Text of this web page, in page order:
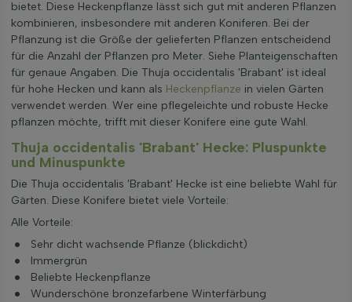
bietet. Diese Heckenpflanze lässt sich gut mit anderen Pflanzen
kombinieren, insbesondere mit anderen Koniferen. Bei der
Pflanzung ist die Größe der gelieferten Pflanzen entscheidend
für die Anzahl der Pflanzen pro Meter. Siehe Planteigenschaften
für genaue Angaben. Die Thuja occidentalis 'Brabant' ist ideal
für hohe Hecken und kann als Heckenpflanze in vielen Gärten
verwendet werden. Wer eine pflegeleichte und robuste Hecke
pflanzen möchte, trifft mit dieser Konifere eine gute Wahl.
Thuja occidentalis 'Brabant' Hecke: Pluspunkte
und Minuspunkte
Die Thuja occidentalis 'Brabant' Hecke ist eine beliebte Wahl für
Gärten. Diese Konifere bietet viele Vorteile:
Alle Vorteile:
Sehr dicht wachsende Pflanze (blickdicht)
Immergrün
Beliebte Heckenpflanze
Wunderschöne bronzefarbene Winterfärbung